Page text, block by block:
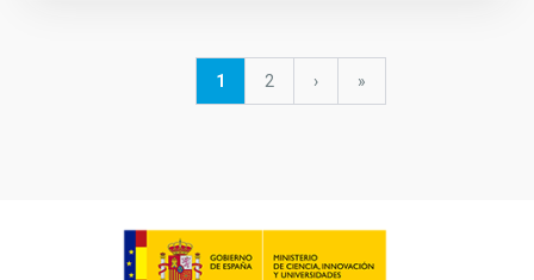
Página
1 Página
2
Siguiente
›
última
»